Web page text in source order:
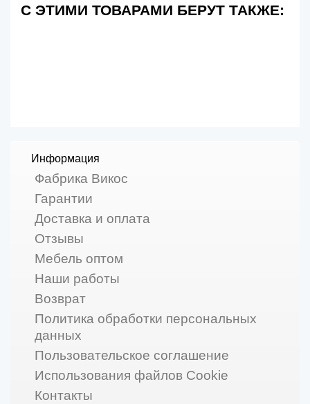
С ЭТИМИ ТОВАРАМИ БЕРУТ ТАКЖЕ:
Информация
Фабрика Викос
Гарантии
Доставка и оплата
Отзывы
Мебель оптом
Наши работы
Возврат
Политика обработки персональных
данных
Пользовательское соглашение
Использования файлов Cookie
Контакты